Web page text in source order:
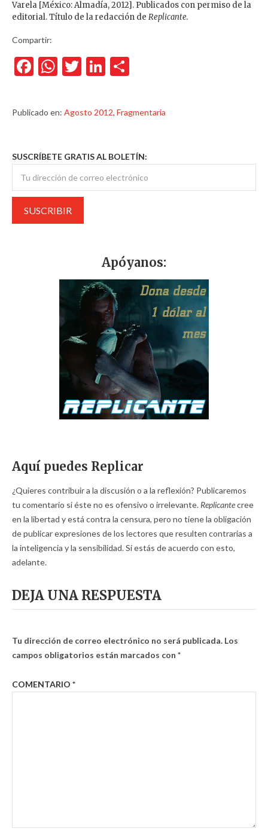
Varela [México: Almadía, 2012]. Publicados con permiso de la
editorial. Título de la redacción de Replicante.
Compartir:
Facebook
WhatsApp
TwitterLinkedIn
Publicado en: Agosto 2012, Fragmentaria
SUSCRÍBETE GRATIS AL BOLETÍN:
Apóyanos:
Aquí puedes Replicar
¿Quieres contribuir a la discusión o a la reflexión? Publicaremos
tu comentario si éste no es ofensivo o irrelevante. Replicantecree
en la libertad y está contra la censura, pero no tiene la obligación
de publicar expresiones de los lectores que resulten contrarias a
la inteligencia y la sensibilidad. Si estás de acuerdo con esto,
adelante.
DEJA UNA RESPUESTA
Tu dirección de correo electrónico no será publicada. Los
campos obligatorios están marcados con *
COMENTARIO *